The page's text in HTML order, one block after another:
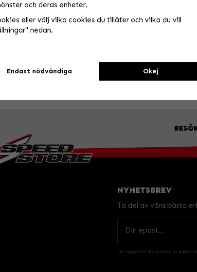
lastfördelning med tandprofilering för att ge
Med Renthals kombination av höghållfast
och exceptionella slitstarka ytbehandlingar är
hittas på bakhjulen på fler fabriksracemaskiner
NYHETSBREV
Ta del av våra bästa
De uppgifter du matar in
och deras enheter.
eller välj vilka cookies du tillåter och vilka du vill
nedan.
Endast nödvändiga Okej